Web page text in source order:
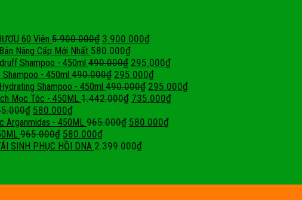
60 Viên 5.900.000₫ 3.900.000₫
Nâng Cấp Mới Nhất 580.000₫
Shampoo - 450ml 490.000₫ 295.000₫
- 450ml 490.000₫ 295.000₫
Shampoo - 450ml 490.000₫ 295.000₫
Mọc Tóc - 450ML 1.442.000₫ 735.000₫
₫ 580.000₫
Arganmidas - 450ML 965.000₫ 580.000₫
965.000₫ 580.000₫
SINH PHỤC HỒI DNA 2.399.000₫